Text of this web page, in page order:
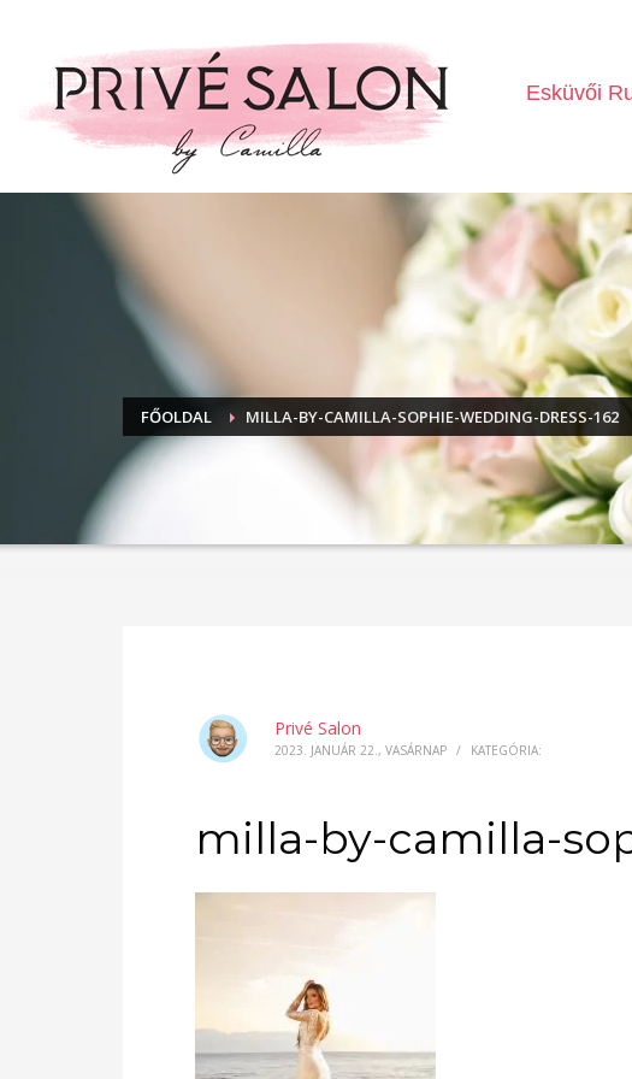
Esküvői
FŐOLDAL MILLA-BY-CAMILLA-SOPHIE-WEDDING-DRESS-162
Privé Salon
2023. JANUÁR 22., VASÁRNAP / KATEGÓRIA:
milla-by-camilla-